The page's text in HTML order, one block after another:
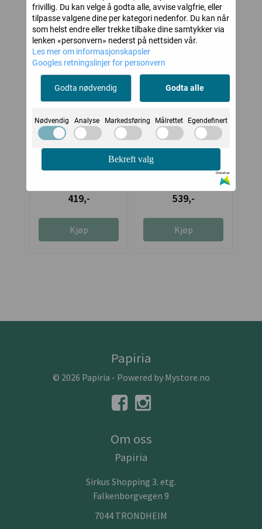
Grassy Pasture
Landscape Dies
Lawn Fawn
419,-
Kjøp
Lawn Fawn Swivel
Lawn Fawn
539,-
Kjøp
‹
frivillig. Du kan velge å godta alle, avvise valgfrie, eller
tilpasse valgene dine per kategori nedenfor. Du kan når
som helst endre eller trekke tilbake dine samtykker via
lenken «personvern» nederst på nettsiden vår.
Les mer om informasjonskapsler
Googles retningslinjer for personvern
Godta nødvendig Godta alle
Nødvendig Analyse Markedsføring Målrettet Egendefinert
Bekreft valg
Drevet av
Papiria
© 2026 Papiria - Powered by Mystore.no
Om oss
Papiria
Sirkus Shopping 3. etg.
Falkenborgvegen 9
7044 TRONDHEIM